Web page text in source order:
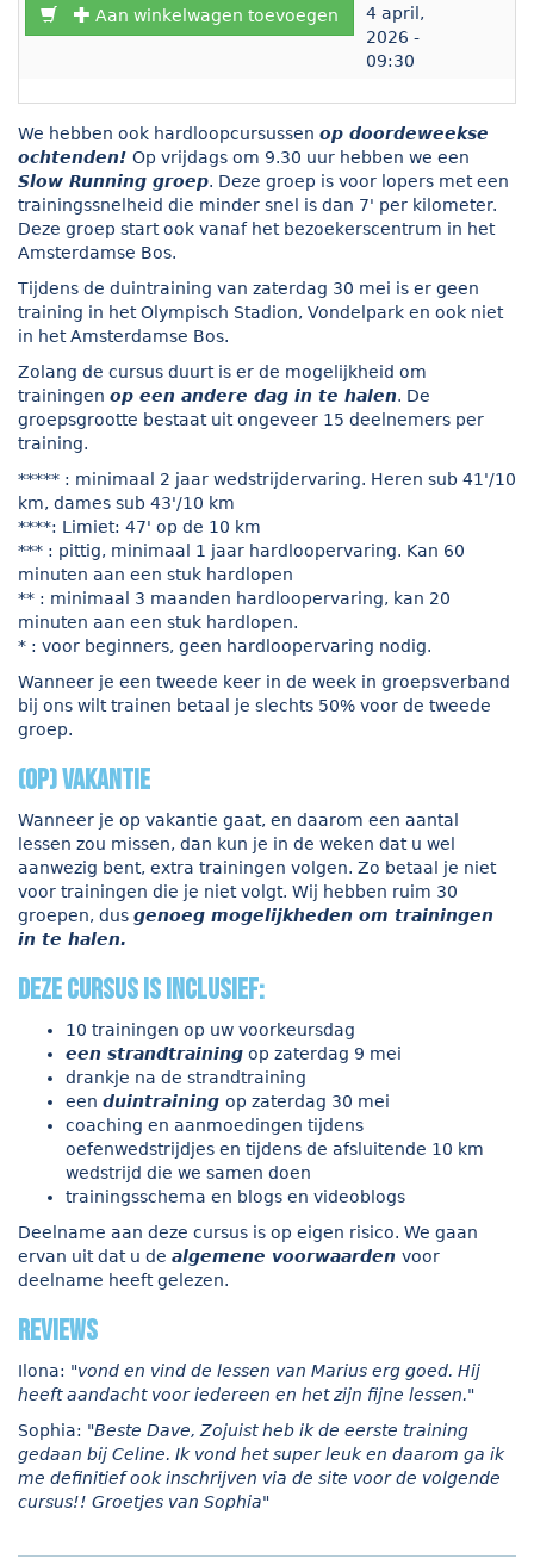
Aan winkelwagen toevoegen
4 april,
2026 -
09:30
We hebben ook hardloopcursussen op doordeweekse
ochtenden! Op vrijdags om 9.30 uur hebben we een
Slow Running groep. Deze groep is voor lopers met een
trainingssnelheid die minder snel is dan 7' per kilometer.
Deze groep start ook vanaf het bezoekerscentrum in het
Amsterdamse Bos.
Tijdens de duintraining van zaterdag 30 mei is er geen
training in het Olympisch Stadion, Vondelpark en ook niet
in het Amsterdamse Bos.
Zolang de cursus duurt is er de mogelijkheid om
trainingen op een andere dag in te halen. De
groepsgrootte bestaat uit ongeveer 15 deelnemers per
training.
***** : minimaal 2 jaar wedstrijdervaring. Heren sub 41'/10
km, dames sub 43'/10 km
****: Limiet: 47' op de 10 km
*** : pittig, minimaal 1 jaar hardloopervaring. Kan 60
minuten aan een stuk hardlopen
** : minimaal 3 maanden hardloopervaring, kan 20
minuten aan een stuk hardlopen.
* : voor beginners, geen hardloopervaring nodig.
Wanneer je een tweede keer in de week in groepsverband
bij ons wilt trainen betaal je slechts 50% voor de tweede
groep.
(op) vakantie
Wanneer je op vakantie gaat, en daarom een aantal
lessen zou missen, dan kun je in de weken dat u wel
aanwezig bent, extra trainingen volgen. Zo betaal je niet
voor trainingen die je niet volgt. Wij hebben ruim 30
groepen, dus genoeg mogelijkheden om trainingen
in te halen.
Deze cursus is inclusief:
10 trainingen op uw voorkeursdag
een strandtraining op zaterdag 9 mei
drankje na de strandtraining
een duintraining op zaterdag 30 mei
coaching en aanmoedingen tijdens
oefenwedstrijdjes en tijdens de afsluitende 10 km
wedstrijd die we samen doen
trainingsschema en blogs en videoblogs
Deelname aan deze cursus is op eigen risico. We gaan
ervan uit dat u de algemene voorwaarden voor
deelname heeft gelezen.
reviews
Ilona: "vond en vind de lessen van Marius erg goed. Hij
heeft aandacht voor iedereen en het zijn fijne lessen."
Sophia: "Beste Dave, Zojuist heb ik de eerste training
gedaan bij Celine. Ik vond het super leuk en daarom ga ik
me definitief ook inschrijven via de site voor de volgende
cursus!! Groetjes van Sophia"